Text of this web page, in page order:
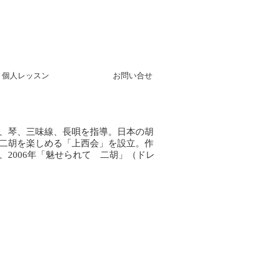
個人レッスン お問い合せ
琴、三味線、長唄を指導。日本の胡
胡を楽しめる「上西会」を設立。作
2006年「魅せられて 二胡」（ドレ